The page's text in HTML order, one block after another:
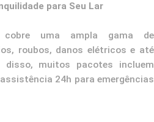
para Seu Lar
cobre uma ampla gama de
roubos, danos elétricos e até
disso, muitos pacotes incluem
24h para emergências